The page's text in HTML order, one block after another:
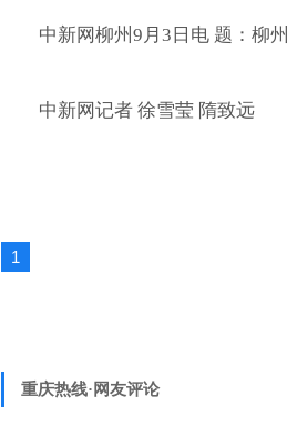
中新网柳州9月3日电 题：柳
中新网记者 徐雪莹 隋致远
1
重庆热线·网友评论